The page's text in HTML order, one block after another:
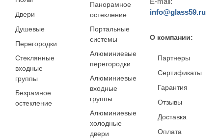
Двери
Душевые
Перегородки
Стеклянные
входные
группы
Безрамное
остекление
Панорамное
остекление
Портальные
системы
Алюминиевые
перегородки
Алюминиевые
входные
группы
Алюминиевые
холодные
двери
info@glass59.ru
О компании:
Партнеры
Сертификаты
Гарантия
Отзывы
Доставка
Оплата